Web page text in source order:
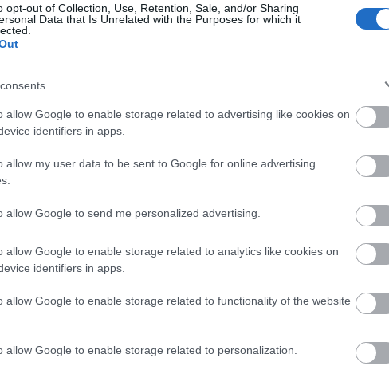
opt-out of Collection, Use, Retention, Sale, and/or Sharing
Data that Is Unrelated with the Purposes for which it
allow Google to enable storage related to advertising like cookies on
identifiers in apps.
allow my user data to be sent to Google for online advertising
allow Google to send me personalized advertising.
allow Google to enable storage related to analytics like cookies on
identifiers in apps.
allow Google to enable storage related to functionality of the website
allow Google to enable storage related to personalization.